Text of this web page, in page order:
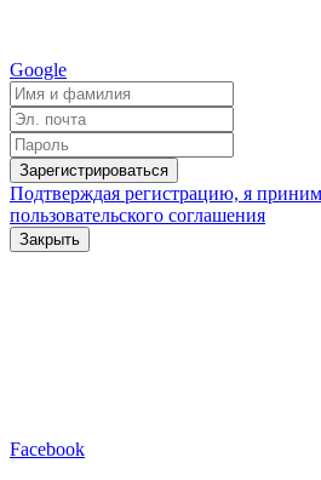
Google
Зарегистрироваться
Подтверждая регистрацию, я
пользовательского соглашения
Закрыть
Facebook